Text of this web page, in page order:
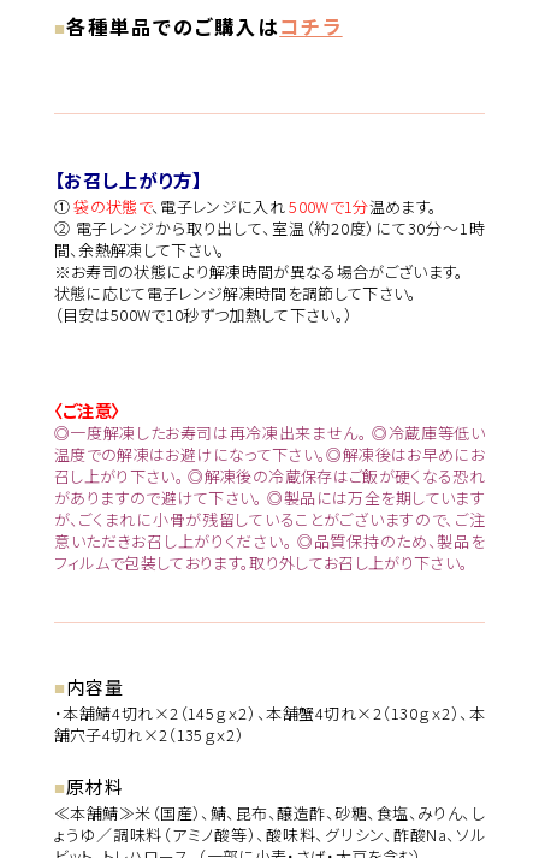
各種単品でのご購入はコチラ
【お召し上がり方】
①袋の状態で、電子レンジに入れ500Wで1分温めます。
② 電子レンジから取り出して、室温（約20度）にて30分～1時
間、余熱解凍して下さい。
※お寿司の状態により解凍時間が異なる場合がございます。
状態に応じて電子レンジ解凍時間を調節して下さい。
（目安は500Wで10秒ずつ加熱して下さい。）
〈ご注意〉
◎一度解凍したお寿司は再冷凍出来ません。 ◎冷蔵庫等低い
温度での解凍はお避けになって下さい。◎解凍後はお早めにお
召し上がり下さい。 ◎解凍後の冷蔵保存はご飯が硬くなる恐れ
がありますので避けて下さい。 ◎製品には万全を期しています
が、ごくまれに小骨が残留していることがございますので、ご注
意いただきお召し上がりください。 ◎品質保持のため、製品を
フィルムで包装しております。取り外してお召し上がり下さい。
内容量
・本舗鯖4切れ×2（145ｇｘ2）、本舗蟹4切れ×2（130ｇｘ2）、本
舗穴子4切れ×2（135ｇｘ2）
原材料
≪本舗鯖≫米（国産）、鯖、昆布、醸造酢、砂糖、食塩、みりん、し
ょうゆ／調味料（アミノ酸等）、酸味料、グリシン、酢酸Na、ソル